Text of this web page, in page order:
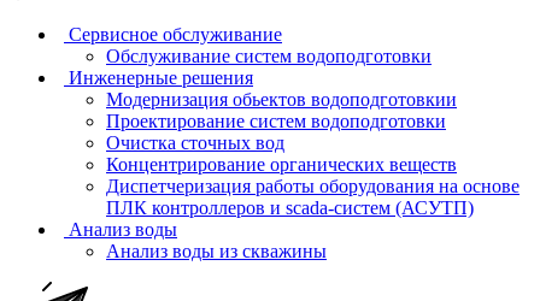
Сервисное обслуживание
Обслуживание систем водоподготовки
Инженерные решения
Модернизация обьектов водоподготовкии
Проектирование систем водоподготовки
Очистка сточных вод
Концентрирование органических веществ
Диспетчеризация работы оборудования на основе
ПЛК контроллеров и scada-систем (АСУТП)
Анализ воды
Анализ воды из скважины